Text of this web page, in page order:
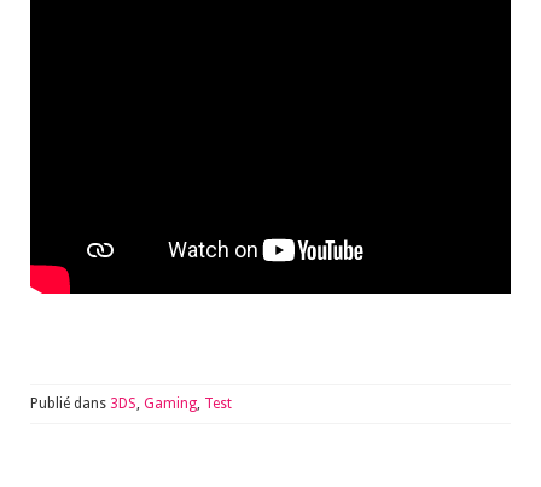
Publié dans 3DS, Gaming, Test